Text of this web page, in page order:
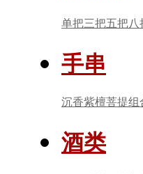
单把三把五把八
手串
沉香紫檀菩提组
酒类